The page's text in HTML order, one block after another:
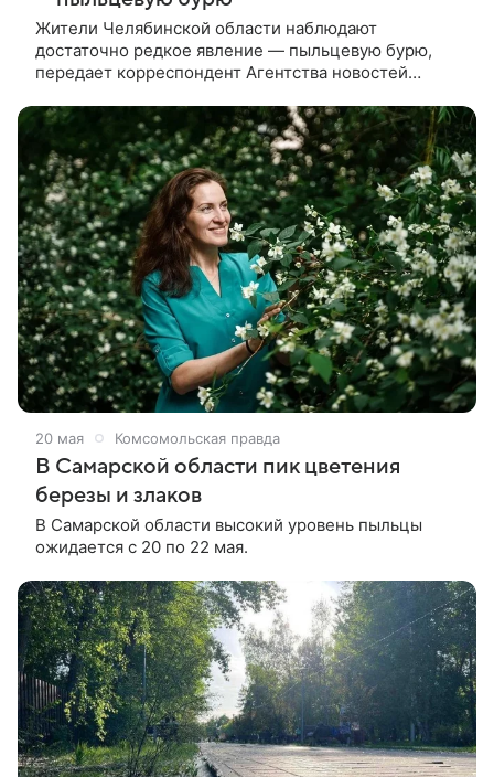
Жители Челябинской области наблюдают
достаточно редкое явление — пыльцевую бурю,
передает корреспондент Агентства новостей
20 мая Комсомольская правда
В Самарской области пик цветения
березы и злаков
В Самарской области высокий уровень пыльцы
ожидается с 20 по 22 мая.